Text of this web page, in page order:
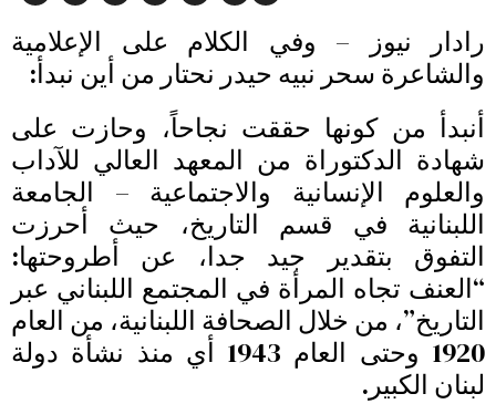
رادار نيوز – وفي الكلام على الإعلامية
والشاعرة سحر نبيه حيدر نحتار من أين نبدأ:
أنبدأ من كونها حققت نجاحاً، وحازت على
شهادة الدكتوراة من المعهد العالي للآداب
والعلوم الإنسانية والاجتماعية – الجامعة
اللبنانية في قسم التاريخ، حيث أحرزت
التفوق بتقدير جيد جدا، عن أطروحتها:
“العنف تجاه المرأة في المجتمع اللبناني عبر
التاريخ”، من خلال الصحافة اللبنانية، من العام
1920 وحتى العام 1943 أي منذ نشأة دولة
لبنان الكبير.